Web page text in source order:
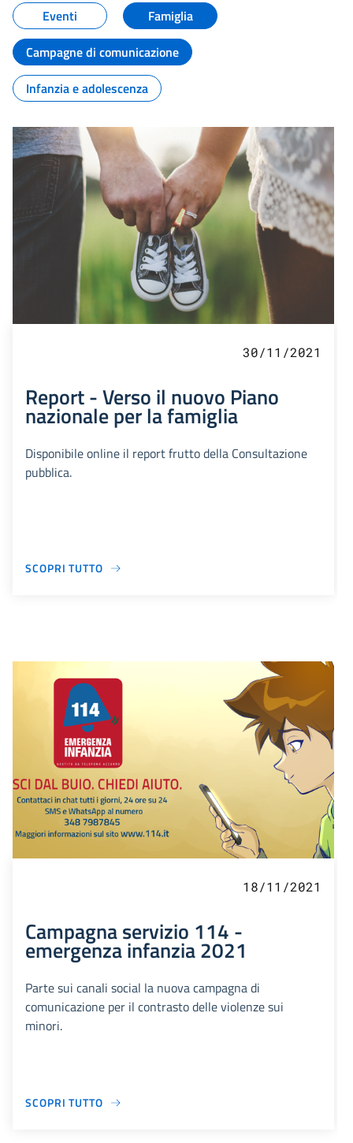
Eventi
Famiglia
Campagne di comunicazione
Infanzia e adolescenza
30/11/2021
Report - Verso il nuovo Piano
nazionale per la famiglia
Disponibile online il report frutto della Consultazione
pubblica.
SCOPRI TUTTO
18/11/2021
Campagna servizio 114 -
emergenza infanzia 2021
Parte sui canali social la nuova campagna di
comunicazione per il contrasto delle violenze sui
minori.
SCOPRI TUTTO